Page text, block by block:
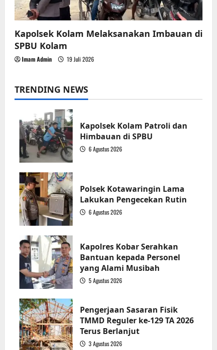
Kapolsek Kolam Melaksanakan Imbauan di
SPBU Kolam
Imam Admin 19 Juli 2026
TRENDING NEWS
Kapolsek Kolam Patroli dan
Himbauan di SPBU
6 Agustus 2026
Polsek Kotawaringin Lama
Lakukan Pengecekan Rutin
6 Agustus 2026
Kapolres Kobar Serahkan
Bantuan kepada Personel
yang Alami Musibah
5 Agustus 2026
Pengerjaan Sasaran Fisik
TMMD Reguler ke-129 TA 2026
Terus Berlanjut
3 Agustus 2026